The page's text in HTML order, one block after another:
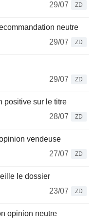
29/07
ZD
neutre
29/07
ZD
29/07
ZD
positive sur le titre
28/07
ZD
vendeuse
27/07
ZD
le dossier
23/07
ZD
opinion neutre